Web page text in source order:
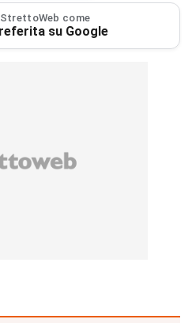
come
su Google